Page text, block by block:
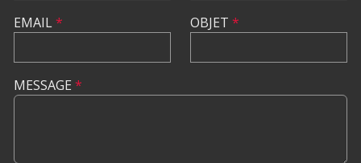
EMAIL* OBJET *
MESSAGE *